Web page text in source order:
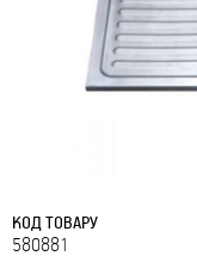
КОД ТОВАРУ
580881